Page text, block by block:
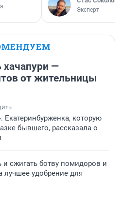
Эксперт
хачапури —
от жительницы
которую
бывшего, рассказала о
сжигать ботву помидоров и
лучшее удобрение для